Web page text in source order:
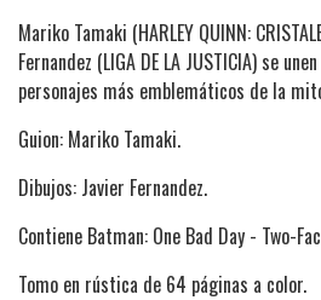
Mariko Tamaki (HARLEY QUINN:
Fernandez (LIGA DE LA JUSTICIA) se
personajes más emblemáticos de la
Guion: Mariko Tamaki.
Dibujos: Javier Fernandez.
Contiene Batman: One Bad Day - Two-
Tomo en rústica de 64 páginas a color.